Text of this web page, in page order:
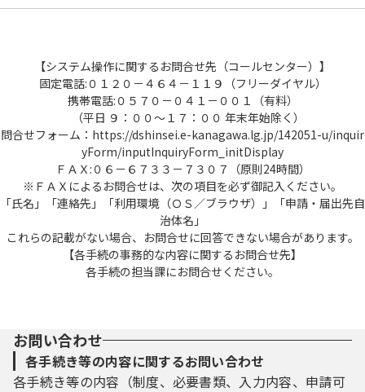
【システム操作に関するお問合せ先（コールセンター）】
固定電話:０１２０－４６４－１１９（フリーダイヤル）
携帯電話:０５７０－０４１－００１（有料）
（平日 ９：００～１７：００ 年末年始除く）
問合せフォーム：https://dshinsei.e-kanagawa.lg.jp/142051-u/inquir
yForm/inputInquiryForm_initDisplay
ＦＡＸ:０６－６７３３－７３０７（原則24時間）
※ＦＡＸによるお問合せは、次の項目を必ず御記入ください。
「氏名」「連絡先」「利用環境（ＯＳ／ブラウザ）」「申請・届出先自
治体名」
これらの記載がない場合、お問合せに回答できない場合があります。
【各手続の事務的な内容に関するお問合せ先】
各手続の担当課にお問合せください。
お問い合わせ
各手続き等の内容に関するお問い合わせ
各手続き等の内容（制度、必要書類、入力内容、申請可